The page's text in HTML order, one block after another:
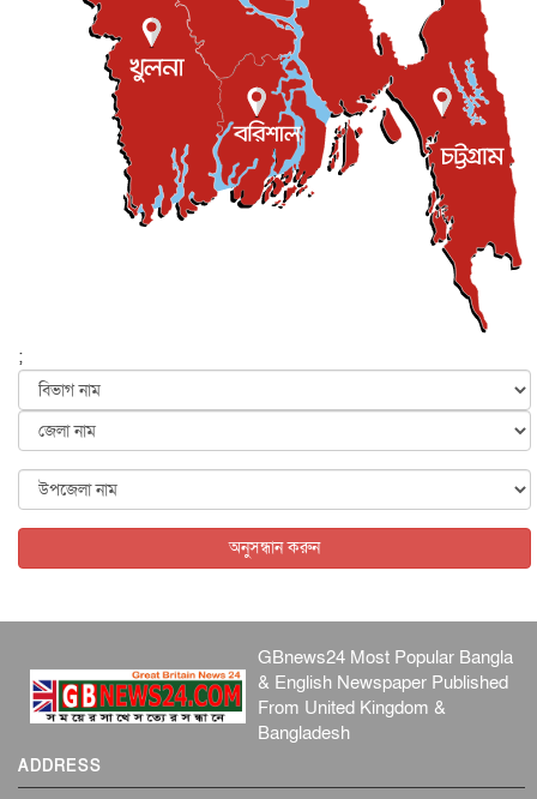
জুলাই গণ-অভ্যুত্থান দিবস আজ, স্মরণে দেশজুড়ে কর্মসূচি
জাতীয় ৫ আগস্ট, ২০২৬
জনগণ পরিবর্তন চেয়েছে বলেই জুলাই আন্দোলন সফল :
৫ আগস্ট, ২০২৬
বেনজীর আহমেদের সঙ্গে পরীমনির ঘনিষ্ঠ সম্পর্ক ছিল : নাসির
মাহম...
জাতীয় ৫ আগস্ট, ২০২৬
হরমুজ নিয়ে ইরান-মার্কিন চুক্তি হতে পারে আজ : মার্কিন অর্থমন...
৫ আগস্ট, ২০২৬
পৃথিবীর দিকে আসছে বিধ্বংসী বস্তু, পারমাণবিক বোমা দিয়ে করা
আন্তর্জাতিক ৫ আগস্ট, ২০২৬
কেনিয়ায় ১৫ হাতির রহস্যজনক মৃত্যু, সন্দেহের মুখে কীটনাশকের
আন্তর্জাতিক ৫ আগস্ট, ২০২৬
;
অনুসন্ধান করুন
GBnews24 Most Popular Bangla
& English Newspaper Published
From United Kingdom &
Bangladesh
ADDRESS